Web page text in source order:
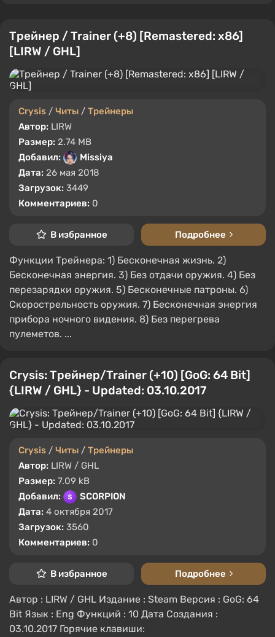
Трейнер / Trainer (+8) [Remastered: x86]
[LIRW / GHL]
Crysis / Читы / Трейнеры
Автор: LIRW
Размер: 2.74 MB
Добавил:
Missiya
Дата: 26 мая 2018
Загрузок: 3449
Комментариев: 0
В избранное Подробнее
Функции Трейнера: 1) Бесконечная жизнь. 2)
Бесконечная энергия. 3) Без отдачи оружия. 4) Без
перезарядки оружия. 5) Бесконечные патроны. 6)
Скорострельность оружия. 7) Бесконечная энергия
прибора ночного видения. 8) Без перегрева
пулеметов. ...
Crysis: Трейнер/Trainer (+10) [GoG: 64 Bit]
{LIRW / GHL} - Updated: 03.10.2017
Crysis / Читы / Трейнеры
Автор: LIRW / GHL
Размер: 7.09 kB
Добавил:
SCORPION
Дата: 4 октября 2017
Загрузок: 3560
Комментариев: 0
В избранное Подробнее
Автор : LIRW / GHL Издание : Steam Версия : GoG: 64
Bit Язык : Eng Функций : 10 Дата Создания :
03.10.2017 Горячие клавиши: